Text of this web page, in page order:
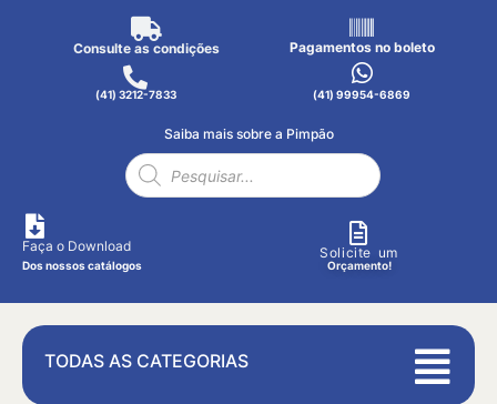
Consulte as condições Pagamentos no boleto
(41) 3212-7833 (41) 99954-6869
Saiba mais sobre a Pimpão
Faça o Download
Dos nossos catálogos
Solicite um
Orçamento!
TODAS AS CATEGORIAS